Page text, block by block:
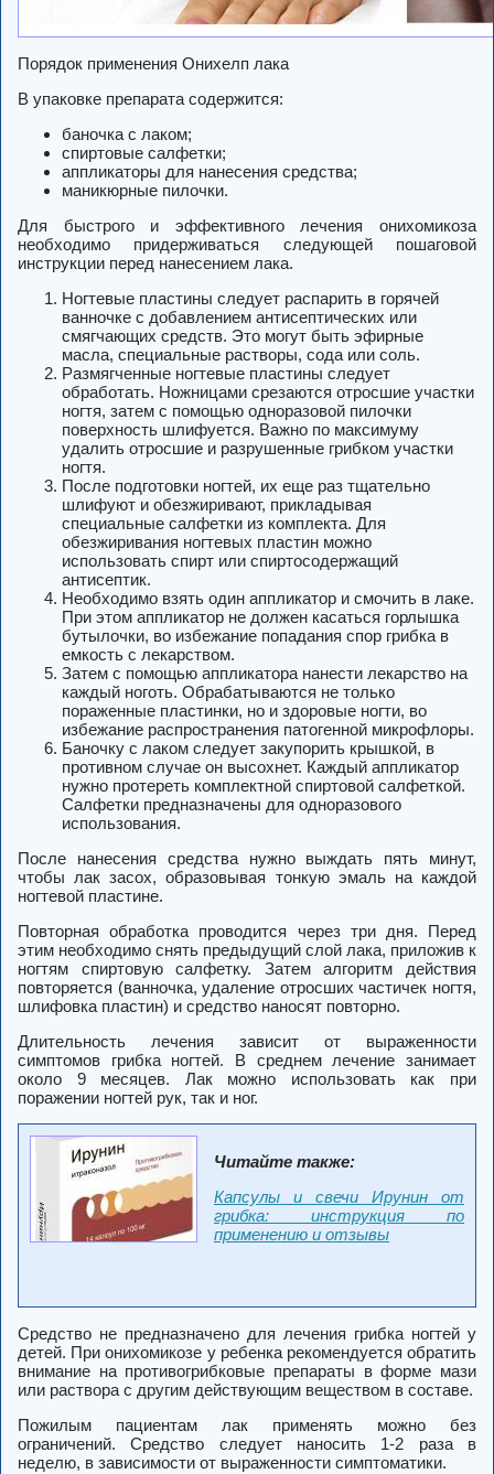
Порядок применения Онихелп лака
В упаковке препарата содержится:
баночка с лаком;
спиртовые салфетки;
аппликаторы для нанесения средства;
маникюрные пилочки.
Для быстрого и эффективного лечения онихомикоза
необходимо придерживаться следующей пошаговой
инструкции перед нанесением лака.
Ногтевые пластины следует распарить в горячей
ванночке с добавлением антисептических или
смягчающих средств. Это могут быть эфирные
масла, специальные растворы, сода или соль.
Размягченные ногтевые пластины следует
обработать. Ножницами срезаются отросшие участки
ногтя, затем с помощью одноразовой пилочки
поверхность шлифуется. Важно по максимуму
удалить отросшие и разрушенные грибком участки
ногтя.
После подготовки ногтей, их еще раз тщательно
шлифуют и обезжиривают, прикладывая
специальные салфетки из комплекта. Для
обезжиривания ногтевых пластин можно
использовать спирт или спиртосодержащий
антисептик.
Необходимо взять один аппликатор и смочить в лаке.
При этом аппликатор не должен касаться горлышка
бутылочки, во избежание попадания спор грибка в
емкость с лекарством.
Затем с помощью аппликатора нанести лекарство на
каждый ноготь. Обрабатываются не только
пораженные пластинки, но и здоровые ногти, во
избежание распространения патогенной микрофлоры.
Баночку с лаком следует закупорить крышкой, в
противном случае он высохнет. Каждый аппликатор
нужно протереть комплектной спиртовой салфеткой.
Салфетки предназначены для одноразового
использования.
После нанесения средства нужно выждать пять минут,
чтобы лак засох, образовывая тонкую эмаль на каждой
ногтевой пластине.
Повторная обработка проводится через три дня. Перед
этим необходимо снять предыдущий слой лака, приложив к
ногтям спиртовую салфетку. Затем алгоритм действия
повторяется (ванночка, удаление отросших частичек ногтя,
шлифовка пластин) и средство наносят повторно.
Длительность лечения зависит от выраженности
симптомов грибка ногтей. В среднем лечение занимает
около 9 месяцев. Лак можно использовать как при
поражении ногтей рук, так и ног.
Читайте также:
Капсулы и свечи Ирунин от
грибка: инструкция по
применению и отзывы
Средство не предназначено для лечения грибка ногтей у
детей. При онихомикозе у ребенка рекомендуется обратить
внимание на противогрибковые препараты в форме мази
или раствора с другим действующим веществом в составе.
Пожилым пациентам лак применять можно без
ограничений. Средство следует наносить 1-2 раза в
неделю, в зависимости от выраженности симптоматики.